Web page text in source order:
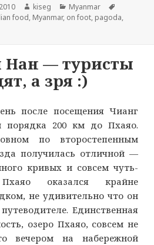
Автор
kiseg Рубрики
Myanmar
food, Myanmar, on foot, pagoda,
Нан — туристы
а зря :)
после посещения Чианг
200 км до Пхаяо.
по второстепенным
получилась отличной —
кривых и совсем чуть-
оказался крайне
не удивительно что он
Единственная
озеро Пхаяо, совсем не
вечером на набережной